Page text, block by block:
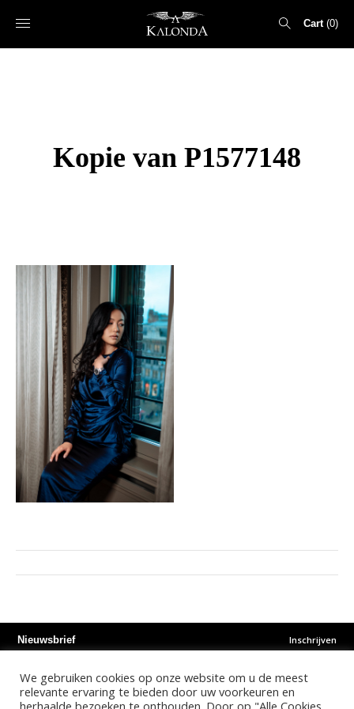
Cart 0
Kopie van P1577148
Nieuwsbrief Inschrijven
Instagram Facebook Youtube
We gebruiken cookies op onze website om u de meest
relevante ervaring te bieden door uw voorkeuren en
herhaalde bezoeken te onthouden. Door op "Alle Cookies